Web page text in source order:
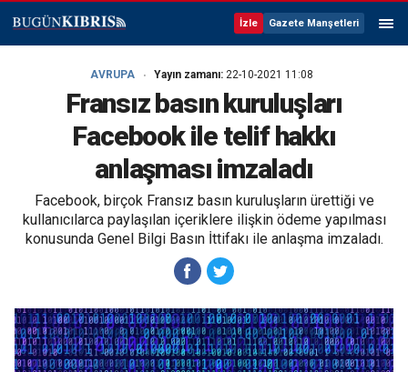
İzle Gazete Manşetleri
AVRUPA Yayın zamanı: 22-10-2021 11:08
Fransız basın kuruluşları
Facebook ile telif hakkı
anlaşması imzaladı
Facebook, birçok Fransız basın kuruluşların ürettiği ve
kullanıcılarca paylaşılan içeriklere ilişkin ödeme yapılması
konusunda Genel Bilgi Basın İttifakı ile anlaşma imzaladı.